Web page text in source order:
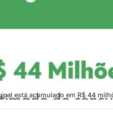
está acumulado em R$ 44